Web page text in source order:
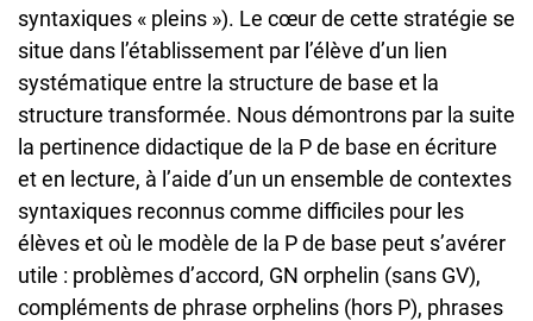
syntaxiques « pleins »). Le cœur de cette stratégie se
situe dans l’établissement par l’élève d’un lien
systématique entre la structure de base et la
structure transformée. Nous démontrons par la suite
la pertinence didactique de la P de base en écriture
et en lecture, à l’aide d’un un ensemble de contextes
syntaxiques reconnus comme difficiles pour les
élèves et où le modèle de la P de base peut s’avérer
utile : problèmes d’accord, GN orphelin (sans GV),
compléments de phrase orphelins (hors P), phrases